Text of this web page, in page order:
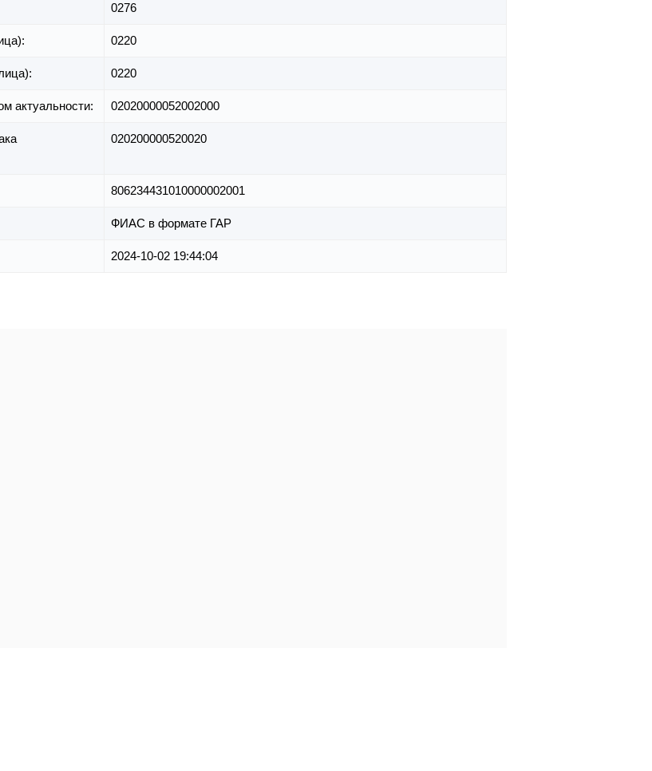
0276
0220
0220
актуальности: 02020000052002000
020200000520020
806234431010000002001
ФИАС в формате ГАР
2024-10-02 19:44:04